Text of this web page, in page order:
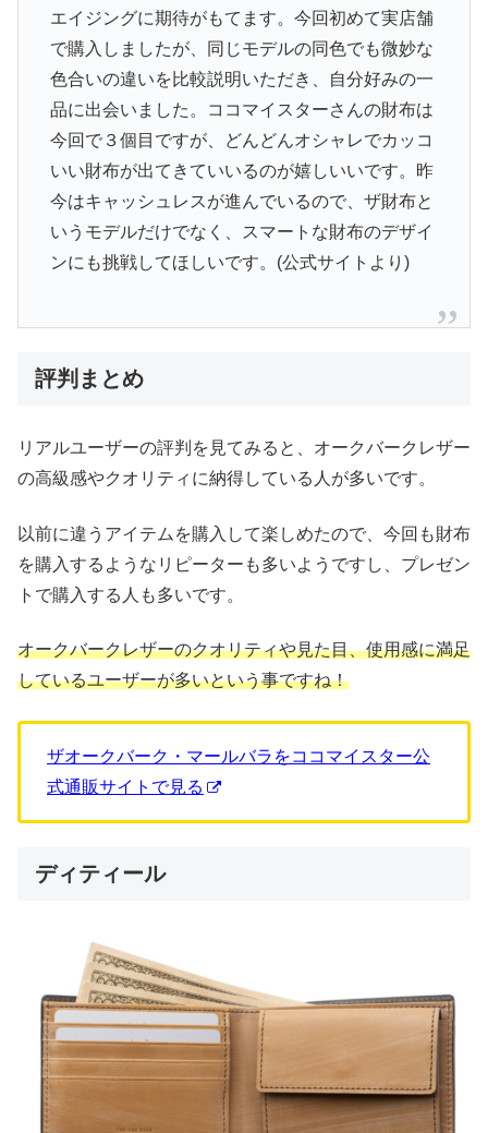
エイジングに期待がもてます。今回初めて実店舗
で購入しましたが、同じモデルの同色でも微妙な
色合いの違いを比較説明いただき、自分好みの一
品に出会いました。ココマイスターさんの財布は
今回で３個目ですが、どんどんオシャレでカッコ
いい財布が出てきていいるのが嬉しいいです。昨
今はキャッシュレスが進んでいるので、ザ財布と
いうモデルだけでなく、スマートな財布のデザイ
ンにも挑戦してほしいです。(公式サイトより)
評判まとめ
リアルユーザーの評判を見てみると、オークバークレザー
の高級感やクオリティに納得している人が多いです。
以前に違うアイテムを購入して楽しめたので、今回も財布
を購入するようなリピーターも多いようですし、プレゼン
トで購入する人も多いです。
オークバークレザーのクオリティや見た目、使用感に満足
しているユーザーが多いという事ですね！
ザオークバーク・マールバラをココマイスター公
式通販サイトで見る
ディティール